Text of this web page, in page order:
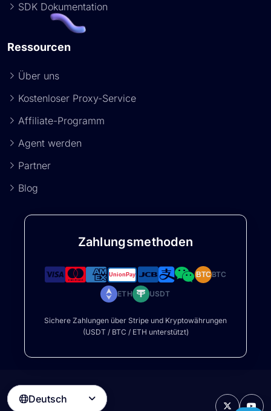
SDK Dokumentation
Ressourcen
Über uns
Kostenloser Proxy-Service
Affiliate-Programm
Agent werden
Partner
Blog
Zahlungsmethoden
BTCBTC
ETH USDT
Sichere Zahlungen über Stripe und Kryptowährungen
(USDT / BTC / ETH unterstützt)
Deutsch 